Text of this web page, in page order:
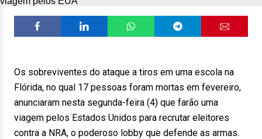
Os sobreviventes do ataque a tiros em uma escola na
Flórida, no qual 17 pessoas foram mortas em fevereiro,
anunciaram nesta segunda-feira (4) que farão uma
viagem pelos Estados Unidos para recrutar eleitores
contra a NRA, o poderoso lobby que defende as armas.